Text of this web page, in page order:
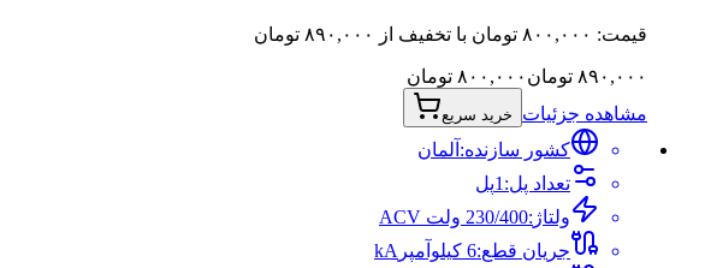
قیمت: ۸۰۰,۰۰۰ تومان با تخفیف از ۸۹۰,۰۰۰ تومان
۸۹۰,۰۰۰ تومان ۸۰۰,۰۰۰ تومان
مشاهده جزئیات
خرید سریع
کشور سازنده: آلمان
تعداد پل:
1پل
ولتاژ :230/400 ولت AC
V
جریان قطع:6 کیلوآمپر
kA